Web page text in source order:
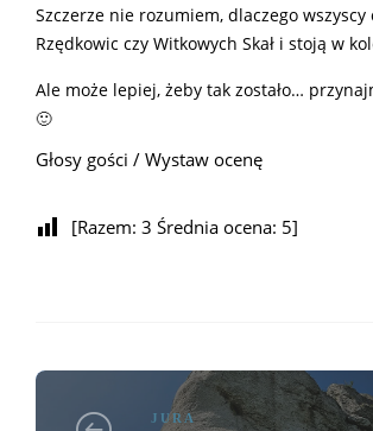
Szczerze nie rozumiem, dlaczego wszyscy
Rzędkowic czy Witkowych Skał i stoją w
Ale może lepiej, żeby tak zostało…
🙂
Głosy gości / Wystaw ocenę
[Razem: 3 Średnia ocena: 5]
JURA